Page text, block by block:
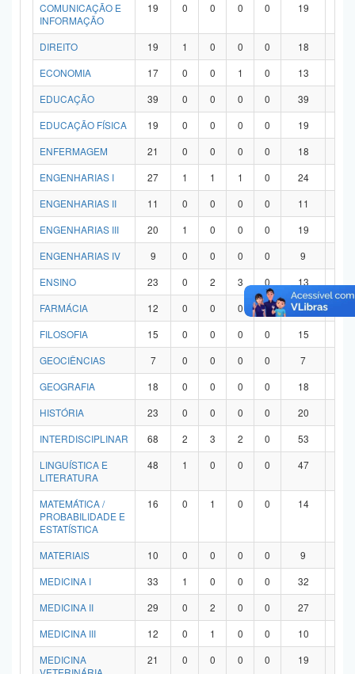
COMUNICAÇÃO E
INFORMAÇÃO
19 0 0 0 0 19
DIREITO 19 1 0 0 0 18
ECONOMIA
17 0 0 1 0 13
EDUCAÇÃO
39 0 0 0 0 39
EDUCAÇÃO FÍSICA
19 0 0 0 0 19
ENFERMAGEM
21 0 0 0 0 18
ENGENHARIAS I
27 1 1 1 0 24
ENGENHARIAS II
11 0 0 0 0 11
ENGENHARIAS III
20 1 0 0 0 19
ENGENHARIAS IV
9 0 0 0 0 9
ENSINO
23 0 2 3 0 13
FARMÁCIA
12 0 0 0 0 12
FILOSOFIA
15 0 0 0 0 15
GEOCIÊNCIAS
7 0 0 0 0 7
GEOGRAFIA
18 0 0 0 0 18
HISTÓRIA
23 0 0 0 0 20
INTERDISCIPLINAR
68 2 3 2 0 53
LINGUÍSTICA E
LITERATURA
48 1 0 0 0 47
MATEMÁTICA /
PROBABILIDADE E
ESTATÍSTICA
16 0 1 0 0 14
MATERIAIS 10 0 0 0 0 9
MEDICINA I
33 1 0 0 0 32
MEDICINA II
29 0 2 0 0 27
MEDICINA III
12 0 1 0 0 10
MEDICINA
21 0 0 0 0 19